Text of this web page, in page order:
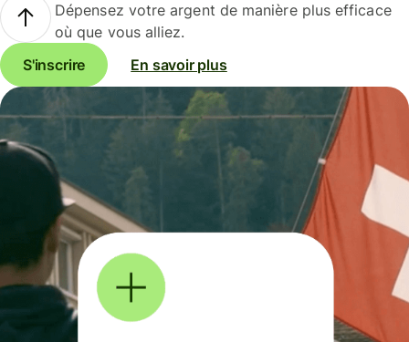
Dépensez votre argent de manière plus efficace
où que vous alliez.
S'inscrire
En savoir plus